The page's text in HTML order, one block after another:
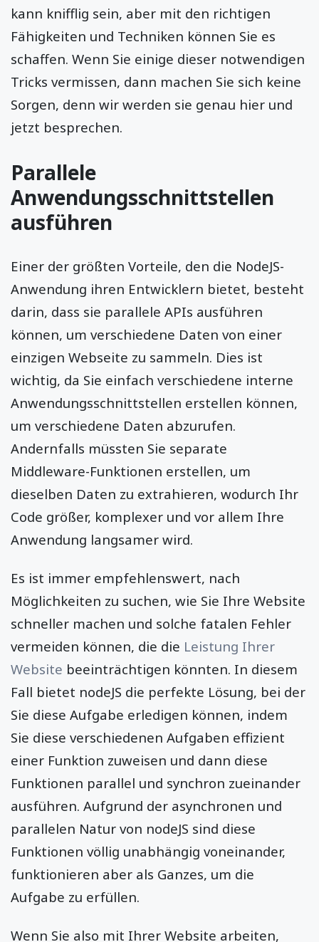
kann knifflig sein, aber mit den richtigen
Fähigkeiten und Techniken können Sie es
schaffen. Wenn Sie einige dieser notwendigen
Tricks vermissen, dann machen Sie sich keine
Sorgen, denn wir werden sie genau hier und
jetzt besprechen.
Parallele
Anwendungsschnittstellen
ausführen
Einer der größten Vorteile, den die NodeJS-
Anwendung ihren Entwicklern bietet, besteht
darin, dass sie parallele APIs ausführen
können, um verschiedene Daten von einer
einzigen Webseite zu sammeln. Dies ist
wichtig, da Sie einfach verschiedene interne
Anwendungsschnittstellen erstellen können,
um verschiedene Daten abzurufen.
Andernfalls müssten Sie separate
Middleware-Funktionen erstellen, um
dieselben Daten zu extrahieren, wodurch Ihr
Code größer, komplexer und vor allem Ihre
Anwendung langsamer wird.
Es ist immer empfehlenswert, nach
Möglichkeiten zu suchen, wie Sie Ihre Website
schneller machen und solche fatalen Fehler
vermeiden können, die die Leistung Ihrer
Website beeinträchtigen könnten. In diesem
Fall bietet nodeJS die perfekte Lösung, bei der
Sie diese Aufgabe erledigen können, indem
Sie diese verschiedenen Aufgaben effizient
einer Funktion zuweisen und dann diese
Funktionen parallel und synchron zueinander
ausführen. Aufgrund der asynchronen und
parallelen Natur von nodeJS sind diese
Funktionen völlig unabhängig voneinander,
funktionieren aber als Ganzes, um die
Aufgabe zu erfüllen.
Wenn Sie also mit Ihrer Website arbeiten,